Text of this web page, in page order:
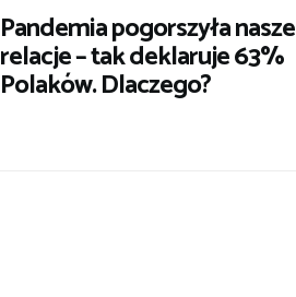
Pandemia pogorszyła nasze
relacje – tak deklaruje 63%
Polaków. Dlaczego?